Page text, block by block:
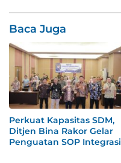
Baca Juga
Perkuat Kapasitas SDM,
Ditjen Bina Rakor Gelar
Penguatan SOP Integrasi